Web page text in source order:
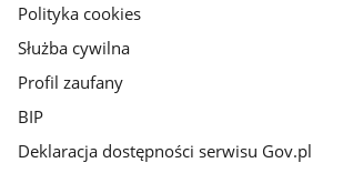
Polityka cookies
Służba cywilna
Profil zaufany
BIP
Deklaracja dostępności serwisu Gov.pl